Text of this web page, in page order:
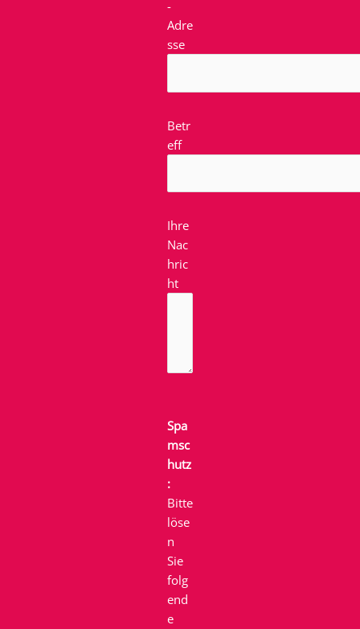
-
Adre
sse
Betr
eff
Ihre
Nac
hric
ht
Spa
msc
hutz
:
Bitte
löse
n
Sie
folg
end
e